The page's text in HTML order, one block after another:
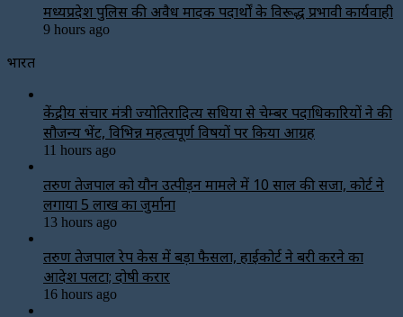
मध्यप्रदेश पुलिस की अवैध मादक पदार्थों के विरूद्ध प्रभावी कार्यवाही
9 hours ago
भारत
केंद्रीय संचार मंत्री ज्योतिरादित्य सिंधिया से चेम्बर पदाधिकारियों ने की
सौजन्य भेंट, विभिन्न महत्वपूर्ण विषयों पर किया आग्रह
11 hours ago
तरुण तेजपाल को यौन उत्पीड़न मामले में 10 साल की सजा, कोर्ट ने
लगाया ₹5 लाख का जुर्माना
13 hours ago
तरुण तेजपाल रेप केस में बड़ा फैसला, हाईकोर्ट ने बरी करने का
आदेश पलटा; दोषी करार
16 hours ago